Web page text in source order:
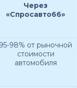
Через
«Спросавто66»
95-98% от рыночной
стоимости
автомобиля